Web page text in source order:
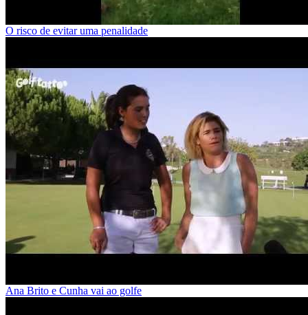
O risco de evitar uma penalidade
Ana Brito e Cunha vai ao golfe